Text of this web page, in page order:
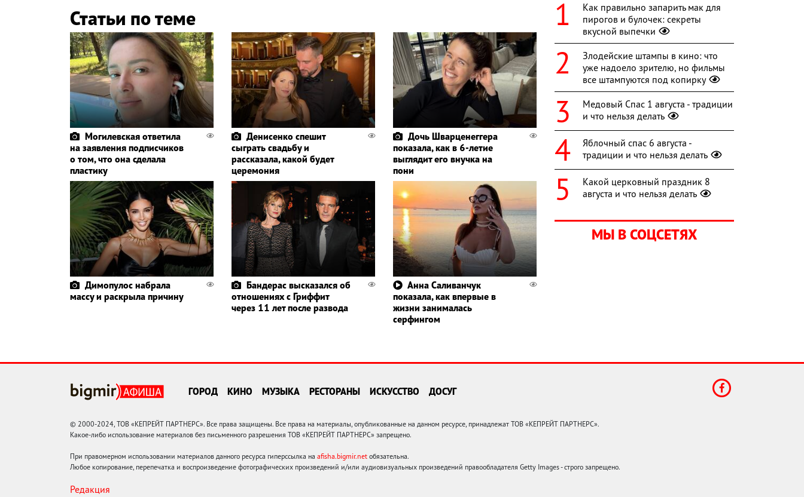
Статьи по теме
Могилевская ответила
на заявления подписчиков
о том, что она сделала
пластику
Денисенко спешит
сыграть свадьбу и
рассказала, какой будет
церемония
Дочь Шварценеггера
показала, как в 6-летие
выглядит его внучка на
пони
Димопулос набрала
массу и раскрыла причину
Бандерас высказался об
отношениях с Гриффит
через 11 лет после развода
Анна Саливанчук
показала, как впервые в
жизни занималась
серфингом
Как правильно запарить мак для
пирогов и булочек: секреты
вкусной выпечки
Злодейские штампы в кино: что
уже надоело зрителю, но фильмы
все штампуются под копирку
Медовый Спас 1 августа - традиции
и что нельзя делать
Яблочный спас 6 августа -
традиции и что нельзя делать
Какой церковный праздник 8
августа и что нельзя делать
МЫ В СОЦСЕТЯХ
ГОРОД КИНО МУЗЫКА РЕСТОРАНЫ ИСКУССТВО ДОСУГ
© 2000-2024, ТОВ «КЕПРЕЙТ ПАРТНЕРС». Все права защищены. Все права на материалы, опубликованные на данном ресурсе, принадлежат ТОВ «КЕПРЕЙТ ПАРТНЕРС».
Какое-либо использование материалов без письменного разрешения ТОВ «КЕПРЕЙТ ПАРТНЕРС» запрещено.
При правомерном использовании материалов данного ресурса гиперссылка на afisha.bigmir.net обязательна.
Любое копирование, перепечатка и воспроизведение фотографических произведений и/или аудиовизуальных произведений правообладателя Getty Images - строго запрещено.
Редакция